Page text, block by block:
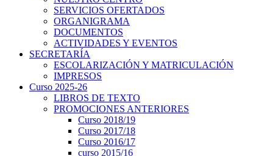
SERVICIOS OFERTADOS
ORGANIGRAMA
DOCUMENTOS
ACTIVIDADES Y EVENTOS
SECRETARÍA
ESCOLARIZACIÓN Y MATRICULACIÓN
IMPRESOS
Curso 2025-26
LIBROS DE TEXTO
PROMOCIONES ANTERIORES
Curso 2018/19
Curso 2017/18
Curso 2016/17
curso 2015/16